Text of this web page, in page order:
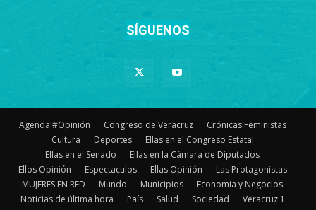
SÍGUENOS
Agenda #Opinión Congreso de Veracruz
Crónicas Feministas
Cultura
Deportes
Ellas en el Congreso Estatal
Ellas en el Senado
Ellas en la Cámara de Diputados
Ellos Opinión
Espectaculos Ellas Opinión
Las Protagonistas
MUJERES EN RED
Mundo Municipios
Economia y Negocios
Noticias de última hora
País Salud Sociedad
Veracruz 1